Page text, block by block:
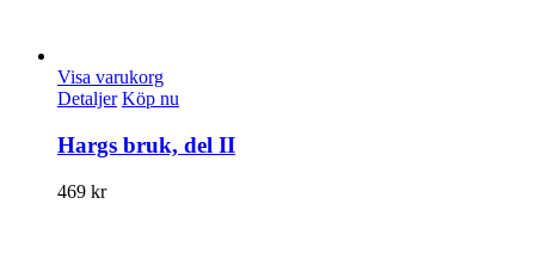
Visa varukorg
Detaljer Köp nu
Hargs bruk, del II
469 kr